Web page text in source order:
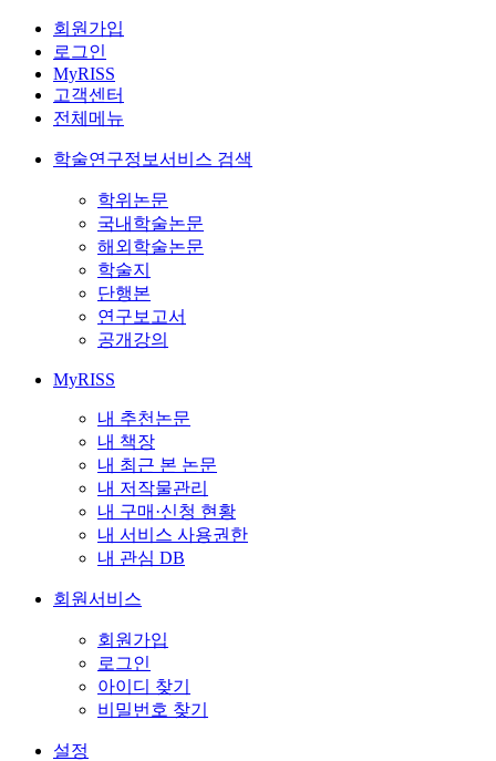
회원가입
로그인
MyRISS
고객센터
전체메뉴
학술연구정보서비스 검색
학위논문
국내학술논문
해외학술논문
학술지
단행본
연구보고서
공개강의
MyRISS
내 추천논문
내 책장
내 최근 본 논문
내 저작물관리
내 구매·신청 현황
내 서비스 사용권한
내 관심 DB
회원서비스
회원가입
로그인
아이디 찾기
비밀번호 찾기
설정